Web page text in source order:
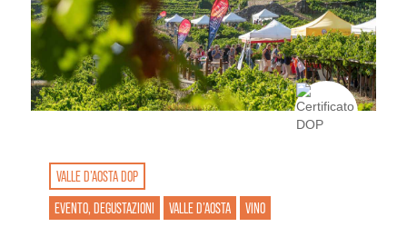
VALLE D’AOSTA DOP
EVENTO, DEGUSTAZIONI
VALLE D’AOSTA VINO